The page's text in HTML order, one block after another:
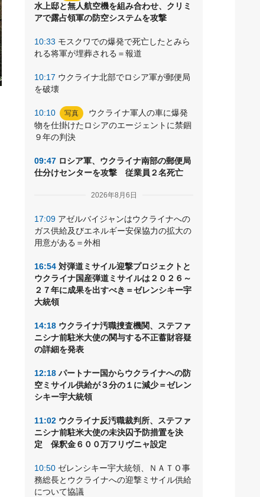
水上邸と無人航空機を組み合わせ、クリミ
アで露占領軍の防空システムを攻撃
10:33 モスクワでの爆発で死亡したとみら
れる将軍が埋葬される＝報道
10:17 ウクライナ北部でロシア軍が郵便局
を破壊
10:10 写真
ウクライナ軍人の車に爆発
物を仕掛けたロシアのエージェントに禁錮
９年の判決
09:47 ロシア軍、ウクライナ南部の郵便局
仕分けセンターを攻撃 従業員２名死亡
2026年8月6日
17:09 アゼルバイジャンはウクライナへの
ガス供給及びエネルギー安保協力の拡大の
用意がある＝外相
16:54 対弾道ミサイル迎撃プロジェクトと
ウクライナ国産弾道ミサイルは２０２６～
２７年に成果を出すべき＝ゼレンシキー宇
大統領
14:18 ウクライナ汚職捜査機関、ステファ
ニシナ前駐米大使の関与する不正蓄財容疑
の詳細を発表
12:18 パートナー国からウクライナへの防
空ミサイル供給が３分の１に減少＝ゼレン
シキー宇大統領
11:02 ウクライナ反汚職裁判所、ステファ
ニシナ前駐米大使の未決囚予防措置を決
定 保釈金６００万フリヴニャ設定
10:50 ゼレンシキー宇大統領、ＮＡＴＯ事
務総長とウクライナへの迎撃ミサイル供給
について協議